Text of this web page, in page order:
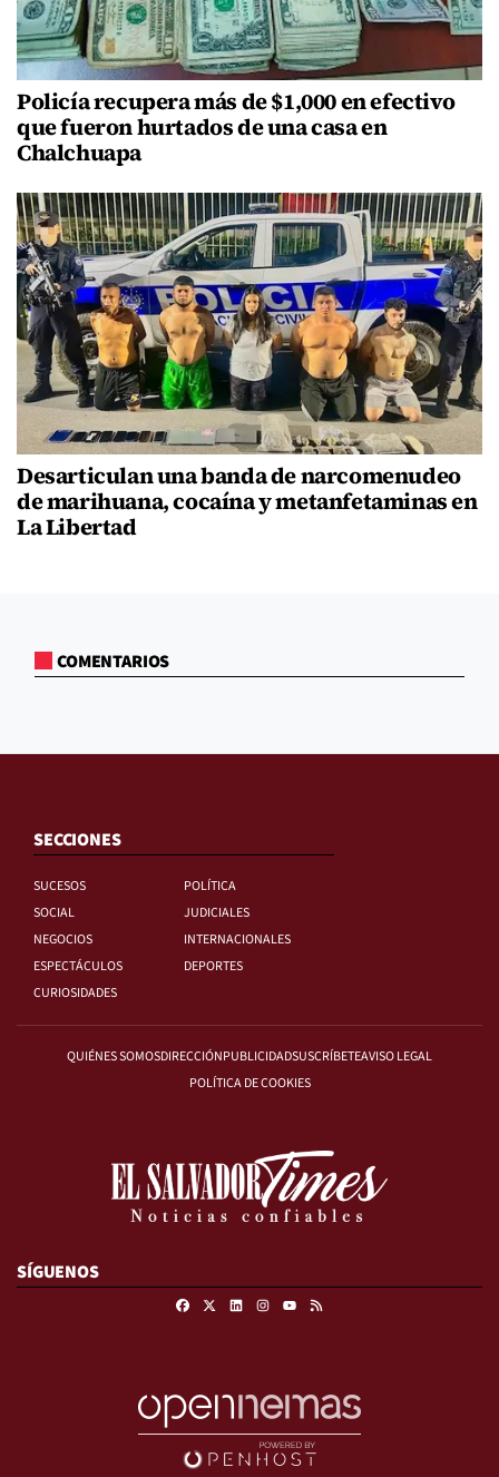
Policía recupera más de $1,000 en efectivo
que fueron hurtados de una casa en
Chalchuapa
Desarticulan una banda de narcomenudeo
de marihuana, cocaína y metanfetaminas en
La Libertad
COMENTARIOS
SECCIONES
SUCESOS
POLÍTICA
SOCIAL
JUDICIALES
NEGOCIOS
INTERNACIONALES
ESPECTÁCULOS
DEPORTES
CURIOSIDADES
QUIÉNES SOMOSDIRECCIÓNPUBLICIDADSUSCRÍBETEAVISO LEGAL
POLÍTICA DE COOKIES
SÍGUENOS
FacebookLinkedinInstagram